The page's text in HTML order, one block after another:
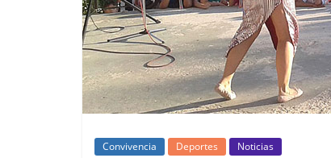
Convivencia Deportes Noticias